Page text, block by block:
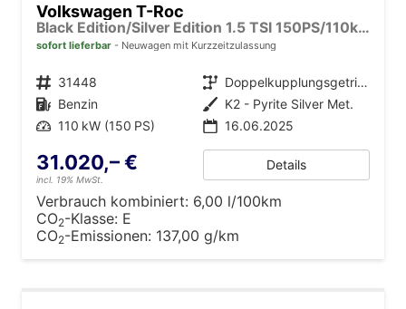
Volkswagen T-Roc
Black Edition/Silver Edition 1.5 TSI 150PS/110kW DSG 2025 +Black Paket+19"ALU+MATRIX+PANO
sofort lieferbar Neuwagen mit Kurzzeitzulassung
Fahrzeugnr. 31448 Getriebe
Doppelkupplungsgetriebe (DSG)
Kraftstoff Benzin Außenfarbe K2 - Pyrite Silver Met.
Leistung 110 kW (150 PS) 16.06.2025
31.020,– €
incl. 19% MwSt.
Details
Verbrauch kombiniert: 6,00 l/100km
CO2-Klasse: E
CO2-Emissionen: 137,00 g/km